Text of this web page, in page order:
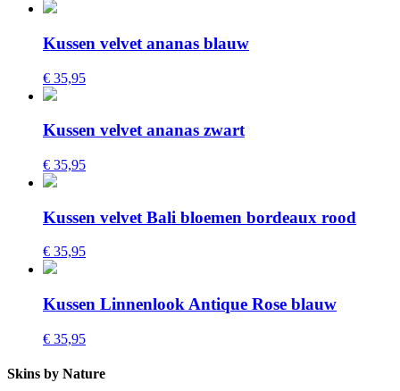
Kussen velvet ananas blauw
€ 35,95
Kussen velvet ananas zwart
€ 35,95
Kussen velvet Bali bloemen bordeaux rood
€ 35,95
Kussen Linnenlook Antique Rose blauw
€ 35,95
Skins by Nature